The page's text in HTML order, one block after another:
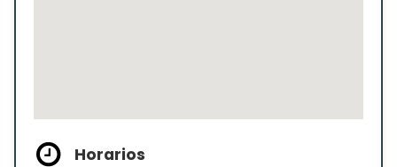
Horarios